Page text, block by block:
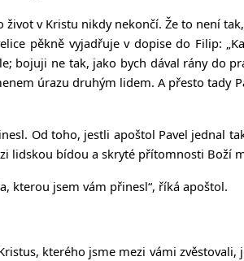
v Kristu nikdy nekončí. Že to není
pěkně vyjadřuje v dopise do Filip:
bojuji ne tak, jako bych dával rány do
úrazu druhým lidem. A přesto
Od toho, jestli apoštol Pavel jednal
lidskou bídou a skryté přítomnosti Boží
kterou jsem vám přinesl“, říká apoštol.
kterého jsme mezi vámi